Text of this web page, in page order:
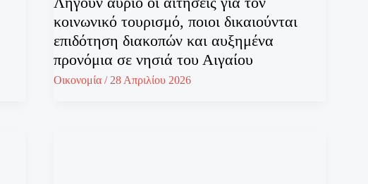
κοινωνικό τουρισμό, ποιοι δικαιούνται
επιδότηση διακοπών και αυξημένα
προνόμια σε νησιά του Αιγαίου
Οικονομία / 28 Απριλίου 2026